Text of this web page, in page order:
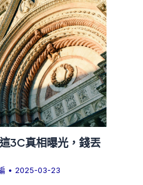
3C真相曝光，錢丟
• 2025-03-23